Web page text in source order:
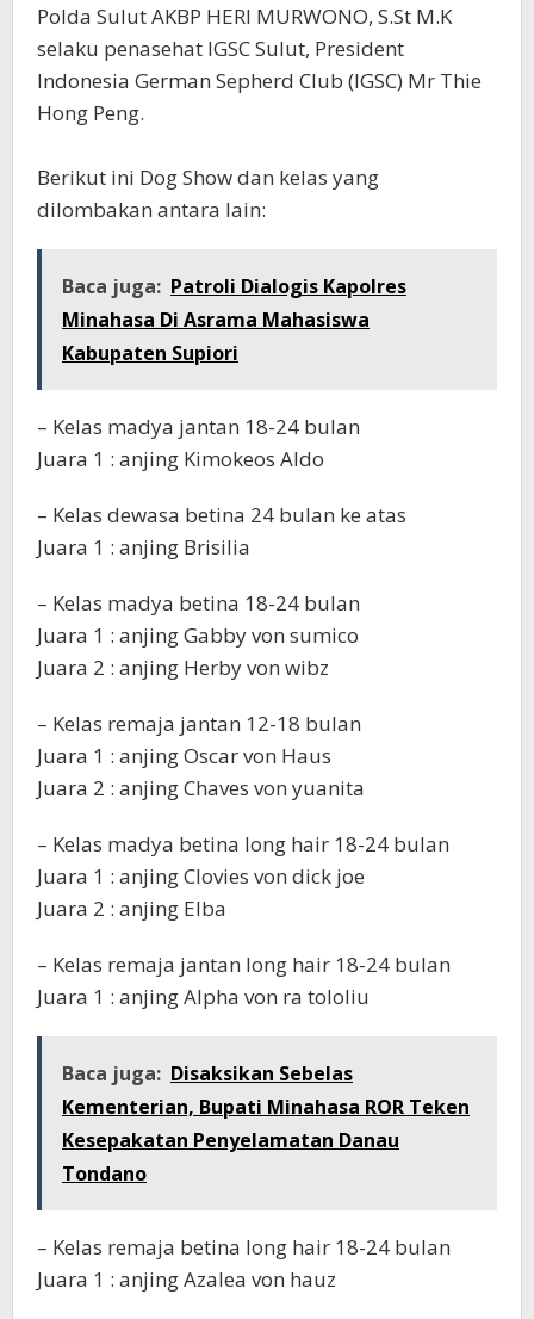
Polda Sulut AKBP HERI MURWONO, S.St M.K
selaku penasehat IGSC Sulut, President
Indonesia German Sepherd Club (IGSC) Mr Thie
Hong Peng.
Berikut ini Dog Show dan kelas yang
dilombakan antara lain:
Baca juga: Patroli Dialogis Kapolres
Minahasa Di Asrama Mahasiswa
Kabupaten Supiori
– Kelas madya jantan 18-24 bulan
Juara 1 : anjing Kimokeos Aldo
– Kelas dewasa betina 24 bulan ke atas
Juara 1 : anjing Brisilia
– Kelas madya betina 18-24 bulan
Juara 1 : anjing Gabby von sumico
Juara 2 : anjing Herby von wibz
– Kelas remaja jantan 12-18 bulan
Juara 1 : anjing Oscar von Haus
Juara 2 : anjing Chaves von yuanita
– Kelas madya betina long hair 18-24 bulan
Juara 1 : anjing Clovies von dick joe
Juara 2 : anjing Elba
– Kelas remaja jantan long hair 18-24 bulan
Juara 1 : anjing Alpha von ra tololiu
Baca juga: Disaksikan Sebelas
Kementerian, Bupati Minahasa ROR Teken
Kesepakatan Penyelamatan Danau
Tondano
– Kelas remaja betina long hair 18-24 bulan
Juara 1 : anjing Azalea von hauz